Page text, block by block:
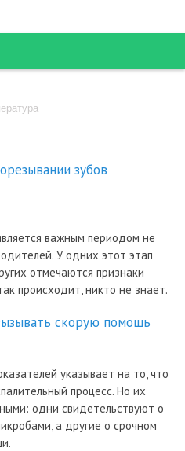
зубов
важным периодом не
У одних этот этап
отмечаются признаки
происходит, никто не знает.
скорую помощь
указывает на то, что
процесс. Но их
одни свидетельствуют о
а другие о срочном